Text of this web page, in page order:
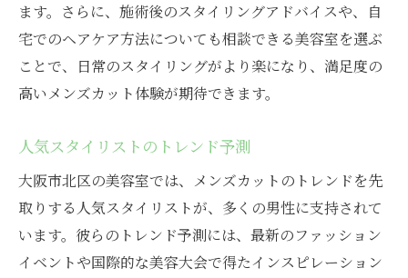
ます。さらに、施術後のスタイリングアドバイスや、自
宅でのヘアケア方法についても相談できる美容室を選ぶ
ことで、日常のスタイリングがより楽になり、満足度の
高いメンズカット体験が期待できます。
人気スタイリストのトレンド予測
大阪市北区の美容室では、メンズカットのトレンドを先
取りする人気スタイリストが、多くの男性に支持されて
います。彼らのトレンド予測には、最新のファッション
イベントや国際的な美容大会で得たインスピレーション